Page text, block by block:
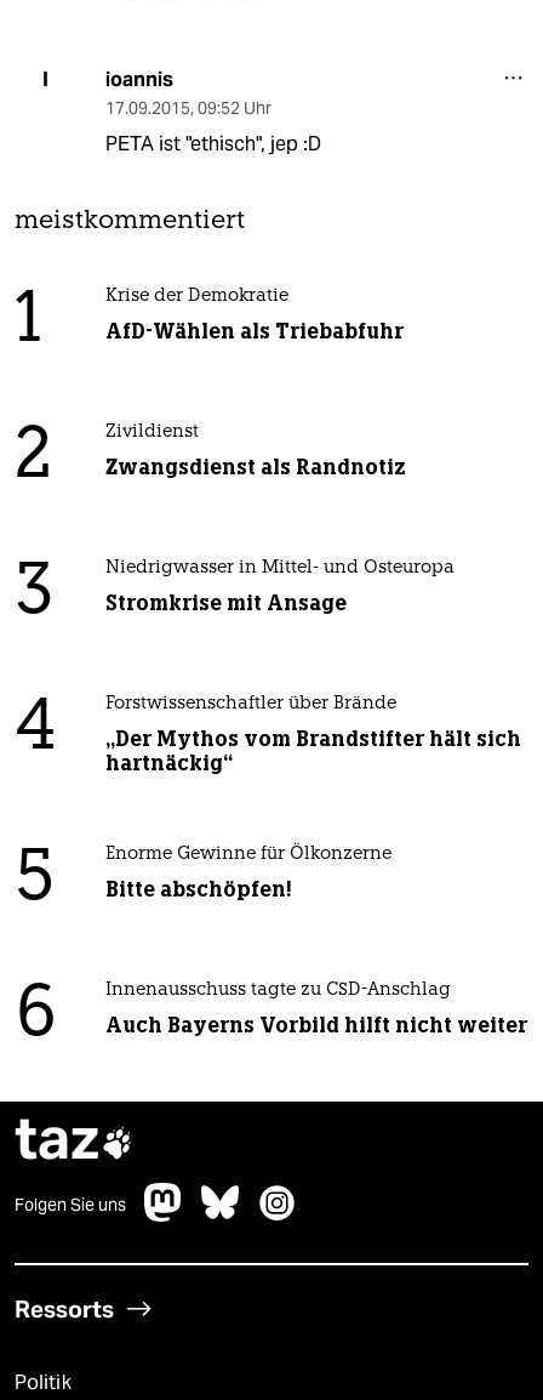
I ioannis
17.09.2015, 09:52 Uhr
PETA ist "ethisch", jep :D
meistkommentiert
1 Krise der Demokratie
AfD-Wählen als Triebabfuhr
2 Zivildienst
Zwangsdienst als Randnotiz
3 Niedrigwasser in Mittel- und Osteuropa
Stromkrise mit Ansage
4 Forstwissenschaftler über Brände
„Der Mythos vom Brandstifter hält sich
hartnäckig“
5 Enorme Gewinne für Ölkonzerne
Bitte abschöpfen!
6 Innenausschuss tagte zu CSD-Anschlag
Auch Bayerns Vorbild hilft nicht weiter
taz
Folgen Sie uns
Ressorts
Politik